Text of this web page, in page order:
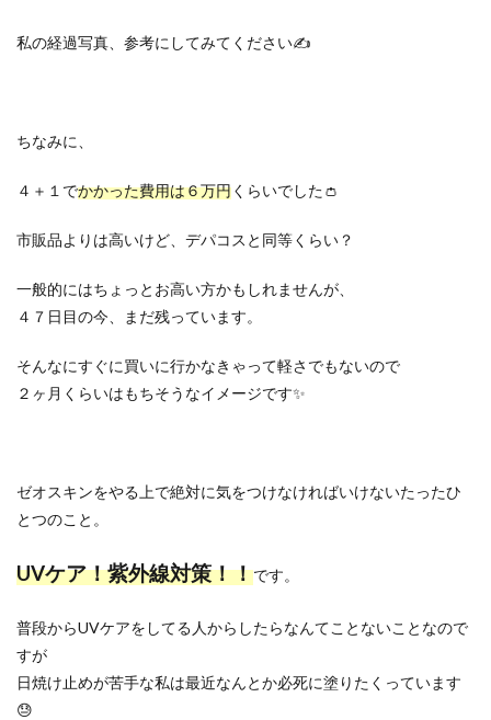
私の経過写真、参考にしてみてください✍️
ちなみに、
４＋１でかかった費用は６万円くらいでした👛
市販品よりは高いけど、デパコスと同等くらい？
一般的にはちょっとお高い方かもしれませんが、
４７日目の今、まだ残っています。
そんなにすぐに買いに行かなきゃって軽さでもないので
２ヶ月くらいはもちそうなイメージです✨
ゼオスキンをやる上で絶対に気をつけなければいけないたったひ
とつのこと。
UVケア！紫外線対策！！です。
普段からUVケアをしてる人からしたらなんてことないことなので
すが
日焼け止めが苦手な私は最近なんとか必死に塗りたくっています
😓